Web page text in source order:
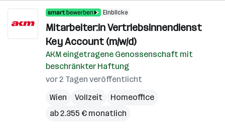
Einblicke
Mitarbeiter:in Vertriebsinnendienst
Key Account (m/w/d)
AKM eingetragene Genossenschaft mit
beschränkter Haftung
vor 2 Tagen veröffentlicht
Wien
Vollzeit
Homeoffice
ab 2.355 € monatlich